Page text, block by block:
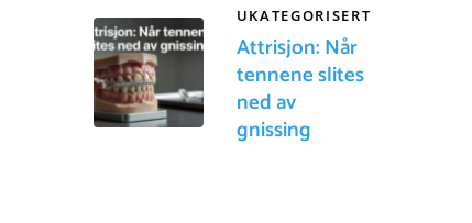
UKATEGORISERT
Attrisjon: Når
tennene slites
ned av
gnissing